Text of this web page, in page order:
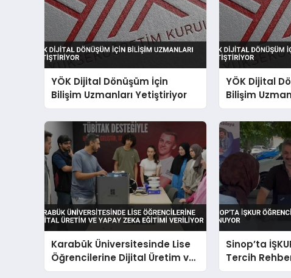
YÖK Dijital Dönüşüm İçin
Bilişim Uzmanları Yetiştiriyor
YÖK Dijital
Bilişim
Karabük Üniversitesinde Lise
Öğrencilerine Dijital Üretim ve
Yapay Zeka Eğitimi Veriliyor
Sinop’ta
Tercih